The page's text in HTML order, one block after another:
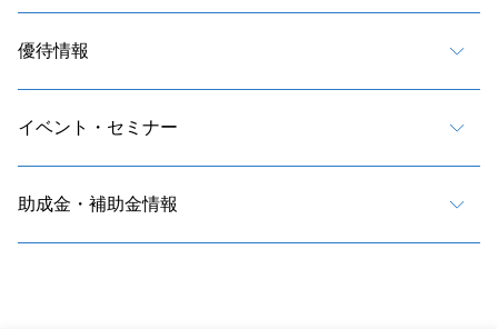
優待情報
イベント・セミナー
助成金・補助金情報